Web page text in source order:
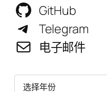
GitHub
Telegram
电子邮件
归